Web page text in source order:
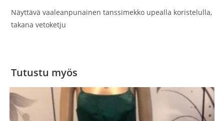
Näyttävä vaaleanpunainen tanssimekko upealla koristelulla,
takana vetoketju
Tutustu myös